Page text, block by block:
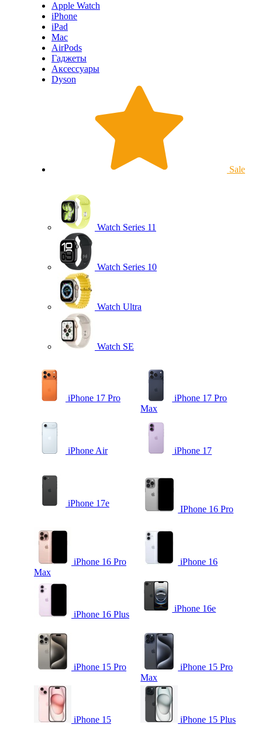
Apple Watch
iPhone
iPad
Mac
AirPods
Гаджеты
Аксессуары
Dyson
Sale
Watch Series 11
Watch Series 10
Watch Ultra
Watch SE
iPhone 17 Pro
iPhone 17 Pro
Max
iPhone Air iPhone 17
iPhone 17e
IPhone 16 Pro
iPhone 16 Pro
Max
iPhone 16
iPhone 16 Plus
iPhone 16e
iPhone 15 Pro
iPhone 15 Pro
Max
iPhone 15 iPhone 15 Plus